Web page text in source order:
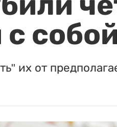
собой
их от